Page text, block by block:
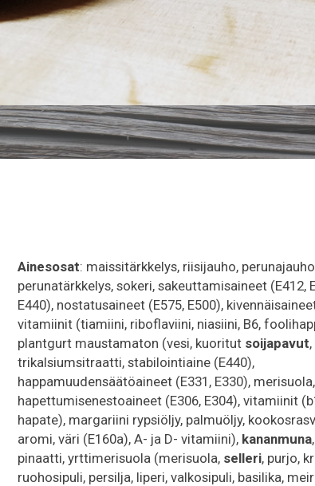
Ainesosat: maissitärkkelys, riisijauho,
perunatärkkelys, sokeri, sakeuttamisaineet (E412,
E440), nostatusaineet (E575, E500),
vitamiinit (tiamiini, riboflaviini, niasiini, B6,
plantgurt maustamaton (vesi, kuoritut soijapavut
trikalsiumsitraatti, stabilointiaine (E440),
happamuudensäätöaineet (E331, E330), merisuola,
hapettumisenestoaineet (E306, E304), vitamiinit
hapate), margariini rypsiöljy, palmuöljy,
aromi, väri (E160a), A- ja D- vitamiini), kananmuna
pinaatti, yrttimerisuola (merisuola, selleri, purjo,
ruohosipuli, persilja, liperi, valkosipuli, basilika,